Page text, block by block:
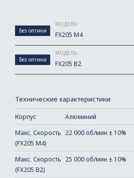
Без оптики
МОДЕЛЬ:
FX205 M4
Без оптики
МОДЕЛЬ:
FX205 B2
Технические характеристики
Корпус
Алюминий
Макс. Скорость
(FX205 M4)
22 000 об/мин ± 10%
Макс. Скорость
(FX205 B2)
25 000 об/мин ± 10%